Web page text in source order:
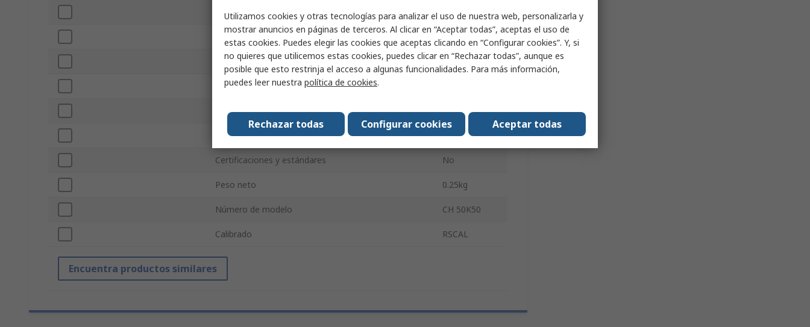
Tipo de producto Balanza
Capacidad de pesaje 50kg
Tipo de escala Colgantes
Resolución
Temperatura de Funcionamiento Mínima 5°C
Temperatura de funcionamiento máxima 35°C
Certificaciones y estándares No
Peso neto 0.25kg
Número de modelo CH 50K50
Calibrado RSCAL
Encuentra productos similares
Utilizamos cookies y otras tecnologías para analizar el uso de nuestra web, personalizarla y
mostrar anuncios en páginas de terceros. Al clicar en “Aceptar todas”, aceptas el uso de
estas cookies. Puedes elegir las cookies que aceptas clicando en “Configurar cookies”. Y, si
no quieres que utilicemos estas cookies, puedes clicar en “Rechazar todas”, aunque es
posible que esto restrinja el acceso a algunas funcionalidades. Para más información,
puedes leer nuestra política de cookies.
Aceptar todas
Configurar cookies
Rechazar todas